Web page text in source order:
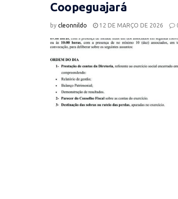
Coopeguajará
by cleonnildo 12 DE MARÇO DE 2026